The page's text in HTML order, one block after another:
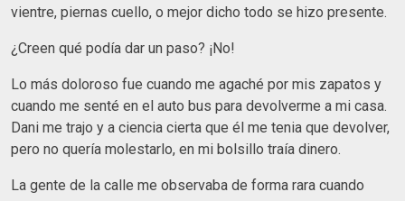
vientre, piernas cuello, o mejor dicho todo se hizo presente.
¿Creen qué podía dar un paso? ¡No!
Lo más doloroso fue cuando me agaché por mis zapatos y
cuando me senté en el auto bus para devolverme a mi casa.
Dani me trajo y a ciencia cierta que él me tenia que devolver,
pero no quería molestarlo, en mi bolsillo traía dinero.
La gente de la calle me observaba de forma rara cuando